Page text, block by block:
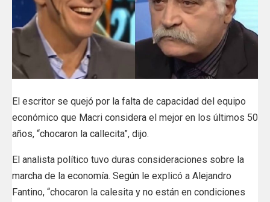
El escritor se quejó por la falta de capacidad del equipo
económico que Macri considera el mejor en los últimos 50
años, “chocaron la callecita”, dijo.
El analista político tuvo duras consideraciones sobre la
marcha de la economía. Según le explicó a Alejandro
Fantino, “chocaron la calesita y no están en condiciones